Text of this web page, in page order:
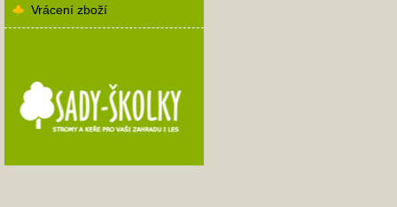
Vrácení zboží